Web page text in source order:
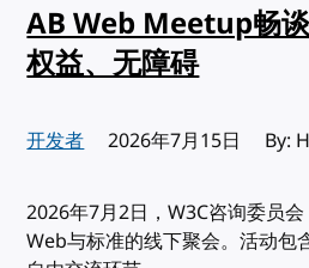
AB Web Meetup畅
权益、无障碍
开发者 发布:
2026年7月15日 By:
2026年7月2日，W3C咨询委员
Web与标准的线下聚会。活动包